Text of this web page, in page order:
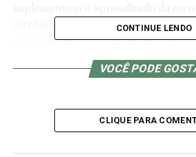
inteligência artificial da Ursula será
as dificuldades de cada aluno e os
despertam a curiosidade e atenção
diferencial do aplicativo é a fórmula
chamam a atenção, a utilização da
possibilidades de conteúdos, será
cálculo estequiométrico usando
CONTINUE LENDO
VOCÊ PODE
CLIQUE PARA